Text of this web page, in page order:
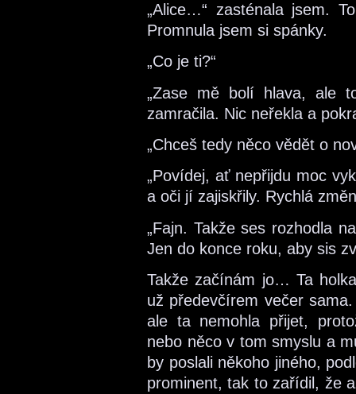
„Alice…“ zasténala jsem.
Promnula jsem si spánky.
„Co je ti?“
„Zase mě bolí hlava, ale
zamračila. Nic neřekla a
„Chceš tedy něco vědět o
„Povídej, ať nepřijdu moc
a oči jí zajiskřily. Rychlá
„Fajn. Takže ses rozhodla
Jen do konce roku, aby sis
Takže začínám jo… Ta
už předevčírem večer
ale ta nemohla přijet,
nebo něco v tom smyslu a
by poslali někoho jiného,
prominent, tak to zařídil, že